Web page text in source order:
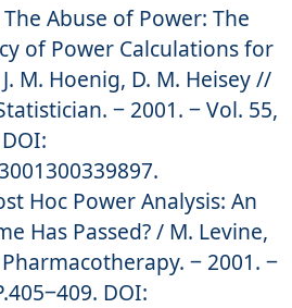
The Abuse of Power: The
of Power Calculations for
M. Hoenig, D. M. Heisey //
‒ 2001. ‒ Vol. 55,
Hoc Power Analysis: An
Has Passed? / M. Levine,
‒ 2001. ‒
DOI: